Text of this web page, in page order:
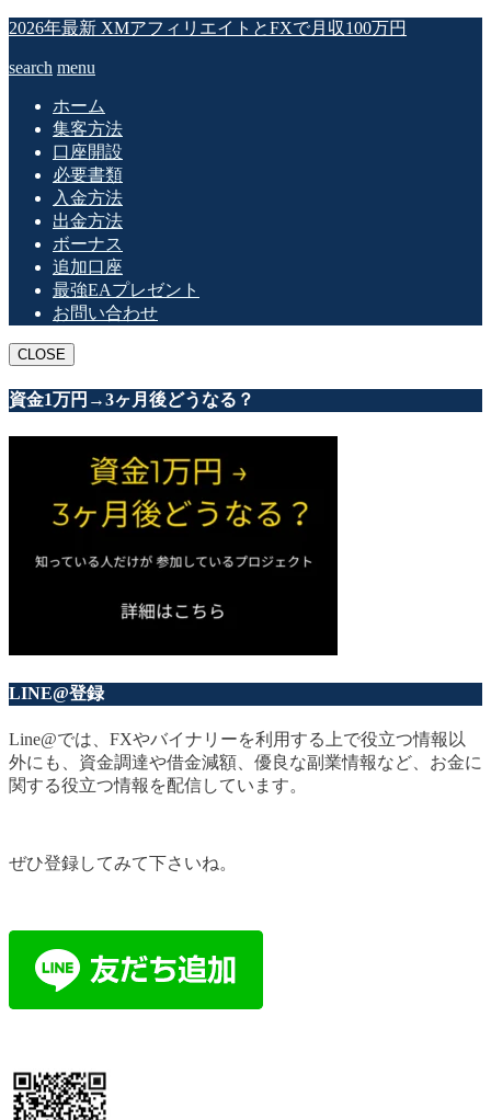
2026年最新 XMアフィリエイトとFXで月収100万円
search menu
ホーム
集客方法
口座開設
必要書類
入金方法
出金方法
ボーナス
追加口座
最強EAプレゼント
お問い合わせ
CLOSE
資金1万円→3ヶ月後どうなる？
LINE@登録
Line@では、FXやバイナリーを利用する上で役立つ情報以
外にも、資金調達や借金減額、優良な副業情報など、お金に
関する役立つ情報を配信しています。
ぜひ登録してみて下さいね。